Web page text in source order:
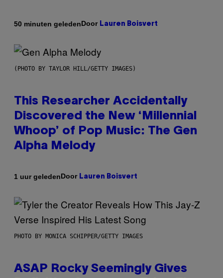
50 minuten geledenDoor Lauren Boisvert
(PHOTO BY TAYLOR HILL/GETTY IMAGES)
This Researcher Accidentally
Discovered the New ‘Millennial
Whoop’ of Pop Music: The Gen
Alpha Melody
1 uur geledenDoor Lauren Boisvert
PHOTO BY MONICA SCHIPPER/GETTY IMAGES
ASAP Rocky Seemingly Gives